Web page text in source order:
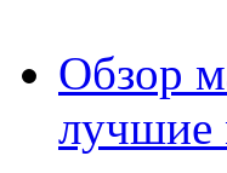
Обзор
лучшие